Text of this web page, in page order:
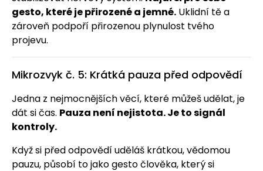
gesto, které je přirozené a jemné. Uklidní tě a
zároveň podpoří přirozenou plynulost tvého
projevu.
Mikrozvyk č. 5: Krátká pauza před odpovědí
Jedna z nejmocnějších věcí, které můžeš udělat, je
dát si čas. Pauza není nejistota. Je to signál
kontroly.
Když si před odpovědí uděláš krátkou, vědomou
pauzu, působí to jako gesto člověka, který si